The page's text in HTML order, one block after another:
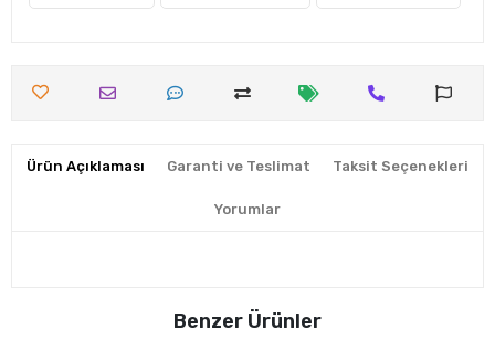
Ürün Açıklaması Garanti ve Teslimat Taksit Seçenekleri
Yorumlar
Benzer Ürünler